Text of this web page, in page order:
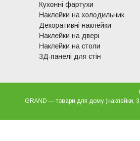
Кухонні фартухи
Наклейки на холодильник
Декоративні наклейки
Наклейки на двері
Наклейки на столи
3Д-панелі для стін